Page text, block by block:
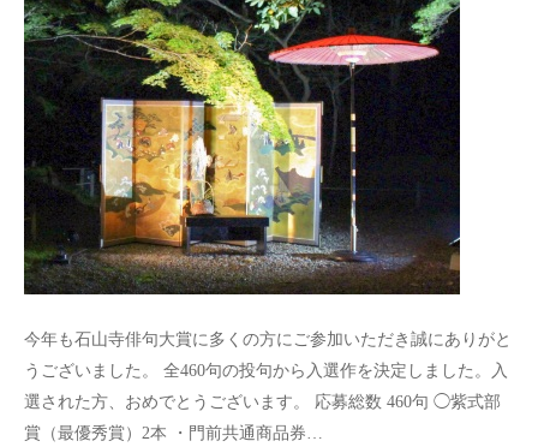
今年も石山寺俳句大賞に多くの方にご参加いただき誠にありがと
うございました。 全460句の投句から入選作を決定しました。入
選された方、おめでとうございます。 応募総数 460句 ◯紫式部
賞（最優秀賞）2本 ・門前共通商品券…